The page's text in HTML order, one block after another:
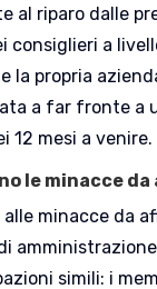
al riparo dalle
consiglieri a
la propria
a far fronte a
12 mesi a venire.
le minacce
minacce da
simili: i